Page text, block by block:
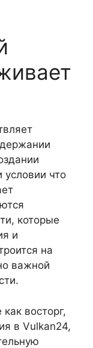
что
которые
и
на
важной
восторг,
в Vulkan24,